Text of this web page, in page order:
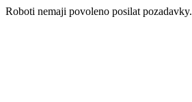
Roboti nemaji povoleno posilat pozadavky.